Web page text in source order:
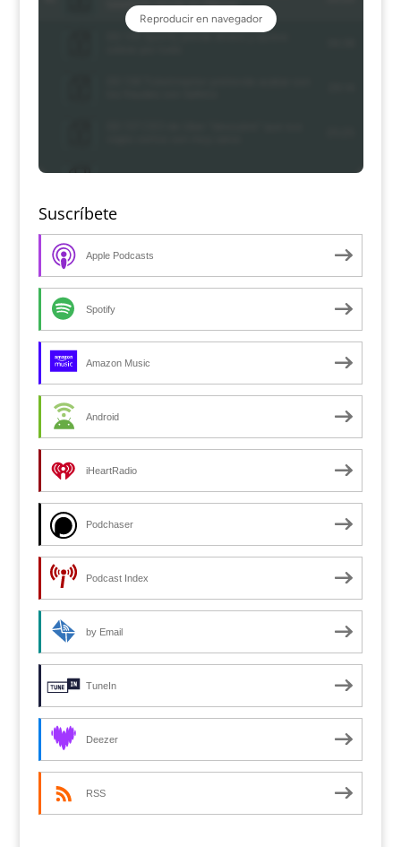
Suscríbete
Apple Podcasts
Spotify
Amazon Music
Android
iHeartRadio
Podchaser
Podcast Index
by Email
TuneIn
Deezer
RSS